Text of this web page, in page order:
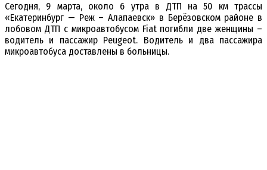
Сегодня, 9 марта, около 6 утра в ДТП на 50 км трассы
«Екатеринбург — Реж – Алапаевск» в Берёзовском районе в
лобовом ДТП с микроавтобусом Fiat погибли две женщины –
водитель и пассажир Peugeot. Водитель и два пассажира
микроавтобуса доставлены в больницы.